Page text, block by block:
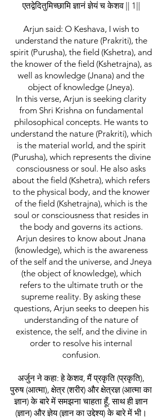
एतद्वेदितुमिच्छामि ज्ञानं ज्ञेयं च केशव || 1||
Arjun said: O Keshava, I wish to
understand the nature (Prakriti), the
spirit (Purusha), the field (Kshetra), and
the knower of the field (Kshetrajna), as
well as knowledge (Jnana) and the
object of knowledge (Jneya).
In this verse, Arjun is seeking clarity
from Shri Krishna on fundamental
philosophical concepts. He wants to
understand the nature (Prakriti), which
is the material world, and the spirit
(Purusha), which represents the divine
consciousness or soul. He also asks
about the field (Kshetra), which refers
to the physical body, and the knower
of the field (Kshetrajna), which is the
soul or consciousness that resides in
the body and governs its actions.
Arjun desires to know about Jnana
(knowledge), which is the awareness
of the self and the universe, and Jneya
(the object of knowledge), which
refers to the ultimate truth or the
supreme reality. By asking these
questions, Arjun seeks to deepen his
understanding of the nature of
existence, the self, and the divine in
order to resolve his internal
confusion.
अर्जुन ने कहा: हे केशव, मैं प्रकृति (प्रकृति),
पुरुष (आत्मा), क्षेत्र (शरीर) और क्षेत्रज्ञ (आत्मा का
ज्ञान) के बारे में समझना चाहता हूँ, साथ ही ज्ञान
(ज्ञान) और ज्ञेय (ज्ञान का उद्देश्य) के बारे में भी।